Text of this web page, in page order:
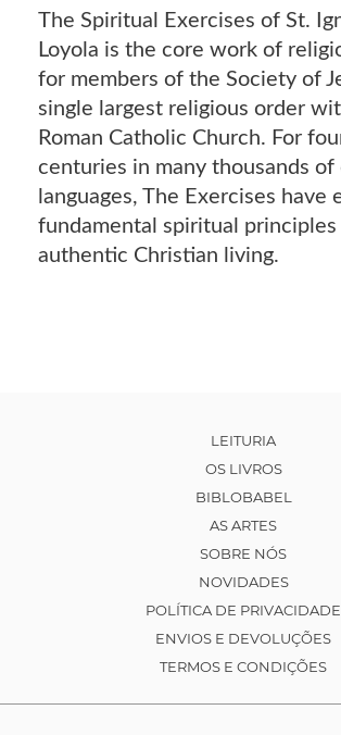
The Spiritual Exercises of St.
Loyola is the core work of
for members of the Society of
single largest religious order
Roman Catholic Church. For
centuries in many thousands of
languages, The Exercises have
fundamental spiritual
authentic Christian living.
LEITURIA
OS LIVROS
BIBLOBABEL
AS ARTES
SOBRE NÓS
NOVIDADES
POLÍTICA DE PRIVACIDADE
ENVIOS E DEVOLUÇÕES
TERMOS E CONDIÇÕES